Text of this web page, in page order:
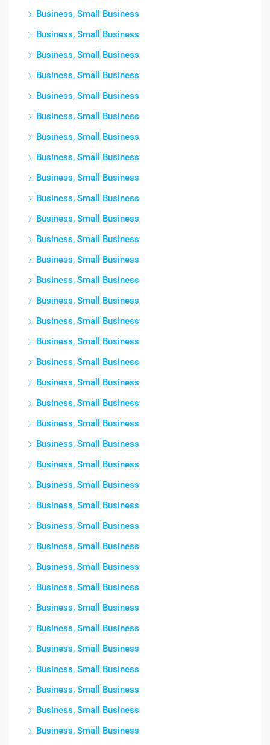
Business, Small Business
Business, Small Business
Business, Small Business
Business, Small Business
Business, Small Business
Business, Small Business
Business, Small Business
Business, Small Business
Business, Small Business
Business, Small Business
Business, Small Business
Business, Small Business
Business, Small Business
Business, Small Business
Business, Small Business
Business, Small Business
Business, Small Business
Business, Small Business
Business, Small Business
Business, Small Business
Business, Small Business
Business, Small Business
Business, Small Business
Business, Small Business
Business, Small Business
Business, Small Business
Business, Small Business
Business, Small Business
Business, Small Business
Business, Small Business
Business, Small Business
Business, Small Business
Business, Small Business
Business, Small Business
Business, Small Business
Business, Small Business